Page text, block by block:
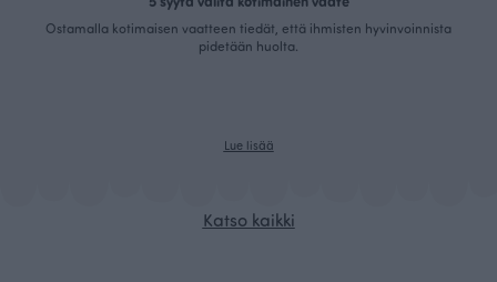
Ostamalla kotimaisen vaatteen tiedät, että ihmisten hyvinvoinnista
pidetään huolta.
Lue lisää
Katso kaikki